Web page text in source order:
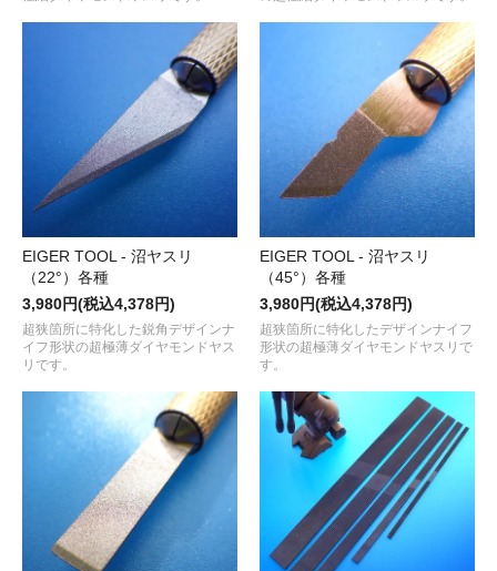
EIGER TOOL - 沼ヤスリ
（22°）各種
3,980円(税込4,378円)
超狭箇所に特化した鋭角デザインナ
イフ形状の超極薄ダイヤモンドヤス
リです。
EIGER TOOL - 沼ヤスリ
（45°）各種
3,980円(税込4,378円)
超狭箇所に特化したデザインナイフ
形状の超極薄ダイヤモンドヤスリで
す。